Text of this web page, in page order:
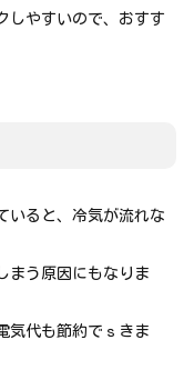
しやすいので、おすす
いると、冷気が流れな
まう原因にもなりま
気代も節約でｓきま